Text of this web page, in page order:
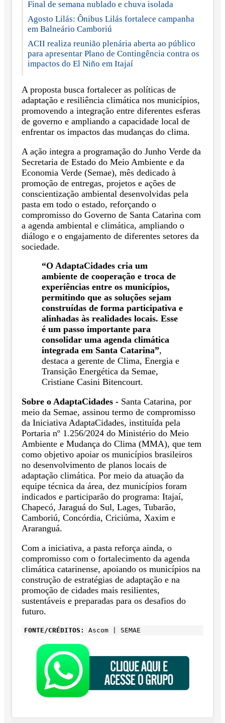
Final de semana nublado e chuva isolada
Agosto Lilás: Ônibus Lilás fortalece campanha
em Balneário Camboriú
ACII realiza reunião plenária aberta ao público
para apresentar Plano de Contingência contra os
impactos do El Niño em Itajaí
A proposta busca fortalecer as políticas de
adaptação e resiliência climática nos municípios,
promovendo a integração entre diferentes esferas
de governo e ampliando a capacidade local de
enfrentar os impactos das mudanças do clima.
A ação integra a programação do Junho Verde da
Secretaria de Estado do Meio Ambiente e da
Economia Verde (Semae), mês dedicado à
promoção de entregas, projetos e ações de
conscientização ambiental desenvolvidas pela
pasta em todo o estado, reforçando o
compromisso do Governo de Santa Catarina com
a agenda ambiental e climática, ampliando o
diálogo e o engajamento de diferentes setores da
sociedade.
“O AdaptaCidades cria um
ambiente de cooperação e troca de
experiências entre os municípios,
permitindo que as soluções sejam
construídas de forma participativa e
alinhadas às realidades locais. Esse
é um passo importante para
consolidar uma agenda climática
integrada em Santa Catarina”,
destaca a gerente de Clima, Energia e
Transição Energética da Semae,
Cristiane Casini Bitencourt.
Sobre o AdaptaCidades - Santa Catarina, por
meio da Semae, assinou termo de compromisso
da Iniciativa AdaptaCidades, instituída pela
Portaria nº 1.256/2024 do Ministério do Meio
Ambiente e Mudança do Clima (MMA), que tem
como objetivo apoiar os municípios brasileiros
no desenvolvimento de planos locais de
adaptação climática. Por meio da atuação da
equipe técnica da área, dez municípios foram
indicados e participarão do programa: Itajaí,
Chapecó, Jaraguá do Sul, Lages, Tubarão,
Camboriú, Concórdia, Criciúma, Xaxim e
Araranguá.
Com a iniciativa, a pasta reforça ainda, o
compromisso com o fortalecimento da agenda
climática catarinense, apoiando os municípios na
construção de estratégias de adaptação e na
promoção de cidades mais resilientes,
sustentáveis e preparadas para os desafios do
futuro.
FONTE/CRÉDITOS: Ascom | SEMAE